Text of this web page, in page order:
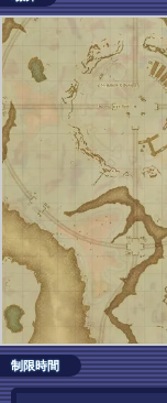
制限時間